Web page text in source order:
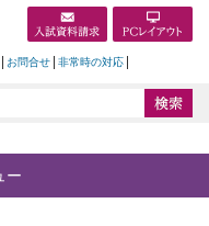
お問合せ 非常時の対応